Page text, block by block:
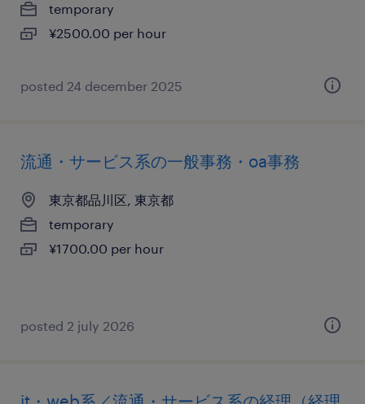
temporary
¥2500.00 per hour
posted 24 december 2025
流通・サービス系の一般事務・oa事務
東京都品川区, 東京都
temporary
¥1700.00 per hour
posted 2 july 2026